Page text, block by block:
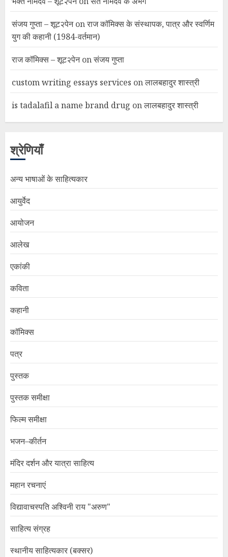
संजय गुप्ता – शूट२पेनonराज कॉमिक्स के संस्थापक, पात्र और स्वर्णिम
युग की कहानी (1984-वर्तमान)
राज कॉमिक्स – शूट२पेनonसंजय गुप्ता
custom writing essays services onलालबहादुर शास्त्री
is tadalafil a name brand drug onलालबहादुर शास्त्री
श्रेणियाँ
अन्य भाषाओं के साहित्यकार
आयुर्वेद
आयोजन
आलेख
एकांकी
कविता
कहानी
कॉमिक्स
पत्र
पुस्तक
पुस्तक समीक्षा
फिल्म समीक्षा
भजन–कीर्तन
मंदिर दर्शन और यात्रा साहित्य
महान रचनाएं
विद्यावाचस्पति अश्विनी राय "अरुण"
साहित्य संग्रह
स्थानीय साहित्यकार (बक्सर)